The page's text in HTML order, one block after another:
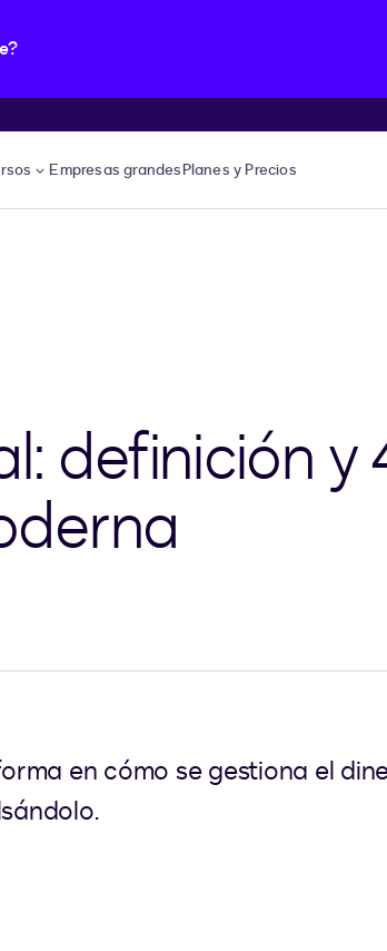
Empresas grandesPlanes y Precios
definición
en cómo se gestiona el